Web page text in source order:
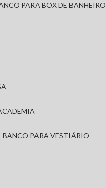
PARA BOX DE BANHEIRO
BANCO PARA VESTIÁRIO